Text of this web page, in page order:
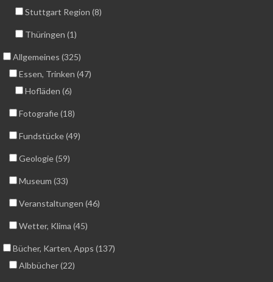
Stuttgart Region (8)
Thüringen (1)
Allgemeines (325)
Essen, Trinken (47)
Hofläden (6)
Fotografie (18)
Fundstücke (49)
Geologie (59)
Museum (33)
Veranstaltungen (46)
Wetter, Klima (45)
Bücher, Karten, Apps (137)
Albbücher (22)